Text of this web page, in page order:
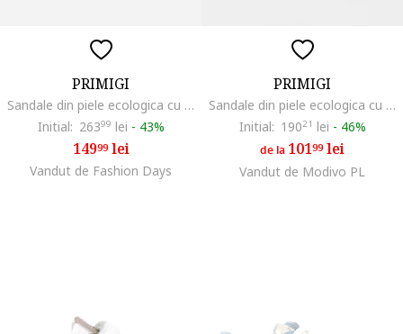
PRIMIGI
Sandale din piele ecologica cu inchidere velcro, Alb/Violet prafuit
Initial: 26399 lei - 43%
14999lei
Vandut de Fashion Days
PRIMIGI
Sandale din piele ecologica cu perforatii, Roz pal
Initial: 19021 lei - 46%
de la 10199lei
Vandut de Modivo PL